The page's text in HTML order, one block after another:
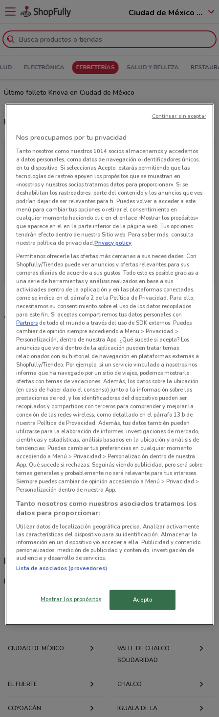
Ciudad de México - 12400
ELECTRÓNICA FERRETERÍAS SALUD Y BELLEZA
Último folleto Knova en Ciudad de México
Últimas ofertas Knova
En este momento no hay ofertas vigentes
Tiendas Knova más cercanas
México, 3920 Ciudad De México
7 km
Canal de Churubusco 1635 Ciudad De México
13.6 km
Calz del Hueso 519 Ciudad De México
13.8 km
Canal de Miramontes 3122 Ciudad De México
14 km
Av. Aztecas #759 Ciudad De México
17.6 km
Todas las tiendas Knova
Knova
Ferretería
Ofertas folletos y catálogos por ciudad a tu
alrededor
CIUDAD DE MÉXICO
VALLE DE CHALCO
SOLIDARIDAD
EL FUERTE CHALCO
COYOACÁN
IGUALA DE LA
Nos preocupamos por tu privacidad
Tanto nosotros como nuestros 1014socios almacenamos y accedemos
a datos personales, como datos de navegación o identificadores únicos,
en tu dispositivo. Si seleccionas Acepto, estarás permitiendo que las
tecnologías de rastreo apoyen los propósitos que se muestran en
«nosotros y nuestros socios tratamos datos para proporcionar». Si se
deshabilitan los rastreadores, parte del contenido y los anuncios que ves
podrían dejar de ser relevantes para ti. Puedes volver a acceder a este
menú para cambiar tus opciones o retirar el consentimiento en
cualquier momento haciendo clic en el enlace «Mostrar los propósitos»
que aparece en el en la parte inferior de la página web. Tus opciones
tendrán efecto dentro de nuestro Sitio web. Para saber más, consulta
nuestra política de privacidad.Privacy policy
Permítanos ofrecerle las ofertas más cercanas a sus necesidades: Con
Shopfully/Tiendeo puede ver anuncios y ofertas relevantes para sus
compras diarias de acuerdo a sus gustos. Todo esto es posible gracias a
una serie de herramientas y análisis realizados en base a sus
actividades dentro de la aplicación y en las plataformas conectadas,
como se indica en el párrafo 2 de la Política de Privacidad. Para ello,
necesitamos su consentimiento sobre el uso de los datos recopilados
para este fin. Si aceptas compartiremos tus datos personales con
Partners de todo el mundo a través del uso de SDK externos. Puedes
cambiar de opinión siempre accediendo a Menu > Privacidad >
Personalización, dentro de nuestra App. ¿Qué sucede si acepta? Los
anuncios que verá dentro de la aplicación pueden tratar temas
relacionados con su historial de navegación en plataformas externas a
Shopfully/Tiendeo. Por ejemplo, si un servicio vinculado a nosotros nos
informa que ha navegado por un sitio de viajes, podemos mostrarle
ofertas con temas de vacaciones. Además, los datos sobre la ubicación
(en caso de haber dado el consenso) junto a la información sobre las
prestaciones de red, y los identificadores del dispositivo pueden ser
recopilados y compartidos con terceros para comprender y mejorar la
conexión de las redes wireless, como detallado en el párrafo 13.b de
nuestra Política de Provacidad. Además, tus datos también pueden
utilizarse para la elaboración de informes, investigaciones de mercado,
científicas y estadísticas, análisis basados en la ubicación y análisis de
tendencias. Puedes cambiar tus preferencias en cualquier momento
accediendo a Menú > Privacidad > Personalización dentro de nuestra
App. Qué sucede si rechazas: Seguirás viendo publicidad, pero será sobre
temas generales y probablemente no será relevante para tus intereses.
Siempre puedes cambiar de opinión accediendo a Menú > Privacidad >
Personalización dentro de nuestra App.
Tanto nosotros como nuestros asociados tratamos los
datos para proporcionar:
Utilizar datos de localización geográfica precisa. Analizar activamente
las características del dispositivo para su identificación. Almacenar la
información en un dispositivo y/o acceder a ella. Publicidad y contenido
personalizados, medición de publicidad y contenido, investigación de
audiencia y desarrollo de servicios.
Lista de asociados (proveedores)
Mostrar los propósitos Acepto
Continuar sin aceptar